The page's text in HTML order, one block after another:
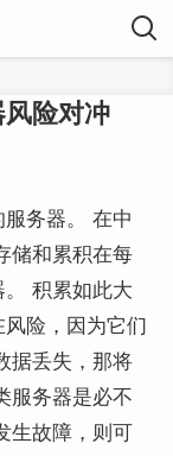
险对冲
务器。 在中
储和累积在每
积累如此大
险，因为它们
据丢失，那将
服务器是必不
生故障，则可